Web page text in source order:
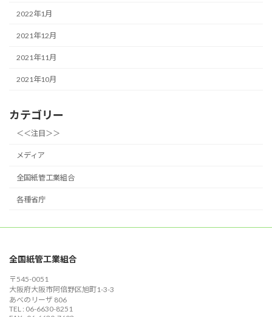
2022年1月
2021年12月
2021年11月
2021年10月
カテゴリー
＜＜注目＞＞
メディア
全国紙管工業組合
各種省庁
全国紙管工業組合
〒545-0051
大阪府大阪市阿倍野区旭町1-3-3
あべのリーザ 806
TEL : 06-6630-8251